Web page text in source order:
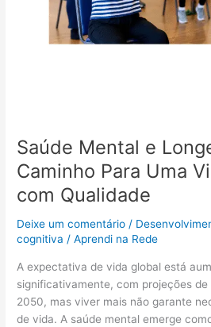
Saúde Mental e
Caminho Para Uma
com Qualidade
Deixe um comentário /
cognitiva /Aprendi na Rede
A expectativa de vida global está
significativamente, com projeções de
2050, mas viver mais não garante
de vida. A saúde mental emerge
Qualidade